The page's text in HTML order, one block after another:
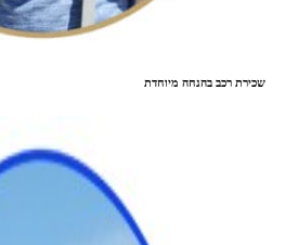
שכירת רכב בהנחה מיוחדת